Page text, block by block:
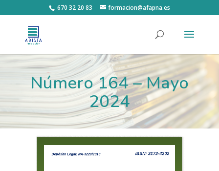
670 32 20 83 formacion@afapna.es
Número 164 – Mayo
2024